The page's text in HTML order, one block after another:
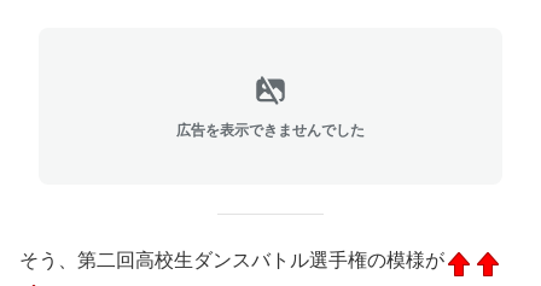
広告を表示できませんでした
そう、第二回高校生ダンスバトル選手権の模様が